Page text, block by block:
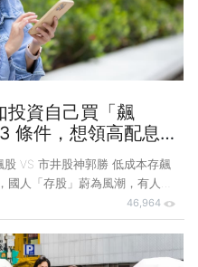
券。只要開立證券戶滿 3
投資自己買「飆
條件，想領高配息
VS 市井股神郭勝 低成本存飆
人「存股」蔚為風潮，有人無
著通膨高漲，「傻傻存」風險大
。 投資人要如何透過「存飆
請新書《存飆股 1 次賺進 10 年
陳重銘對談，以下是兩人對談的
46,964